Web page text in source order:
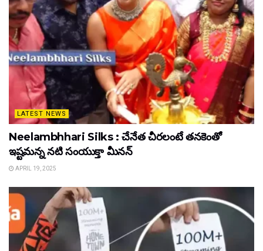
LATEST NEWS
Neelambhhari Silks : చేనేత చీరలంటే తనకెంతో
ఇష్టమన్న నటి సంయుక్తా మీనన్‌
APRIL 19, 2025